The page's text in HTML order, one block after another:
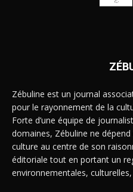
Zébuline est un journal
pour le rayonnement de la
Forte d’une équipe de
domaines, Zébuline ne dépend
culture au centre de son
éditoriale tout en portant un
environnementales,